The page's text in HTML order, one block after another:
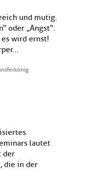
und mutig.
oder „Angst“.
wird ernst!
lautet
der
die in der